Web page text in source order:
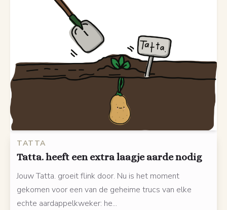
TATTA
Tatta. heeft een extra laagje aarde nodig
Jouw Tatta. groeit flink door. Nu is het moment
gekomen voor een van de geheime trucs van elke
echte aardappelkweker: he...